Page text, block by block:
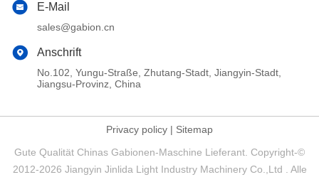
E-Mail
sales@gabion.cn
Anschrift
No.102, Yungu-Straße, Zhutang-Stadt, Jiangyin-Stadt,
Jiangsu-Provinz, China
Privacy policy | Sitemap
Gute Qualität Chinas Gabionen-Maschine Lieferant. Copyright-©
2012-2026 Jiangyin Jinlida Light Industry Machinery Co.,Ltd . Alle